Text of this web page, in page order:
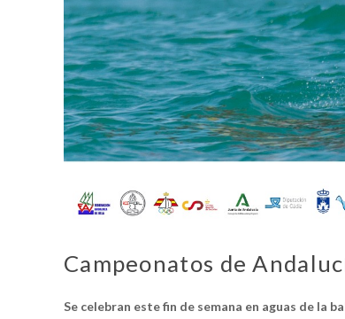
Campeonatos de
Se celebran este fin de semana en aguas de la